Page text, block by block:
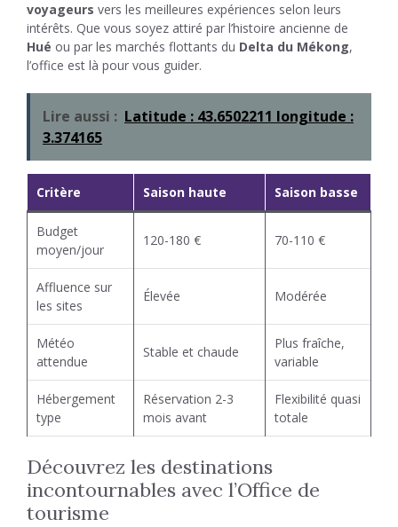
voyageurs vers les meilleures expériences selon leurs
intérêts. Que vous soyez attiré par l’histoire ancienne de
Hué ou par les marchés flottants du Delta du Mékong,
l’office est là pour vous guider.
Lire aussi : Latitude : 43.6502211 longitude :
3.374165
Critère Saison haute Saison basse
Budget
moyen/jour
120-180 € 70-110 €
Affluence sur
les sites
Élevée Modérée
Météo
attendue
Stable et chaude
Plus fraîche,
variable
Hébergement
type
Réservation 2-3
mois avant
Flexibilité quasi
totale
Découvrez les destinations
incontournables avec l’Office de
tourisme